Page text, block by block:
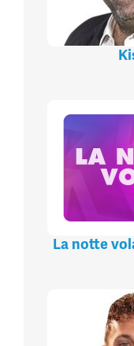
La notte